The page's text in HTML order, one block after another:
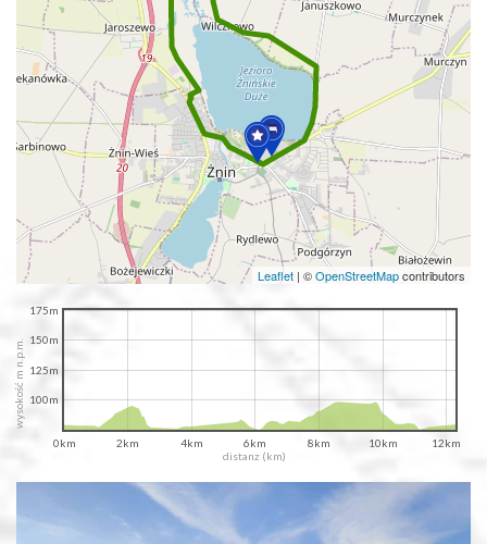
Leaflet | ©OpenStreetMapcontributors
distanz (km)
wysokość m n.p.m.
0km 2km 4km 6km 8km 10km 12km
100m
125m
150m
175m